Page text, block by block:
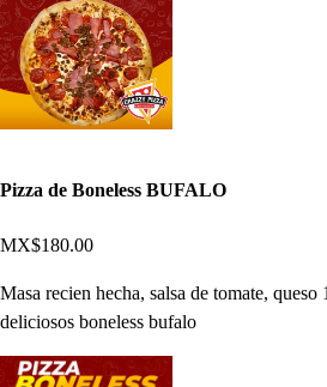
Pizza de Boneless BUFALO
MX$180.00
Masa recien hecha, salsa de tomate,
deliciosos boneless bufalo